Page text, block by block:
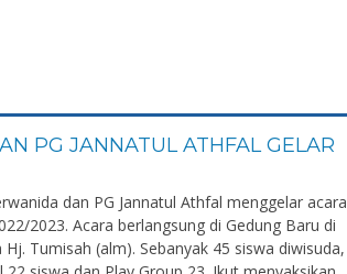
PG JANNATUL ATHFAL GELAR
dan PG Jannatul Athfal menggelar acara
2023. Acara berlangsung di Gedung Baru di
Tumisah (alm). Sebanyak 45 siswa diwisuda,